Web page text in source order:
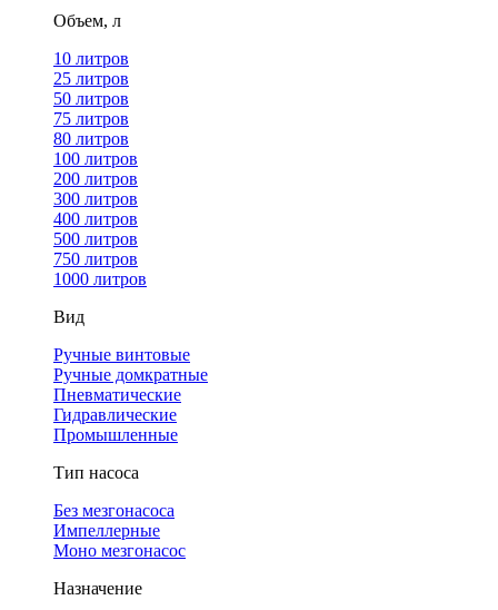
Объем, л
10 литров
25 литров
50 литров
75 литров
80 литров
100 литров
200 литров
300 литров
400 литров
500 литров
750 литров
1000 литров
Вид
Ручные винтовые
Ручные домкратные
Пневматические
Гидравлические
Промышленные
Тип насоса
Без мезгонасоса
Импеллерные
Моно мезгонасос
Назначение